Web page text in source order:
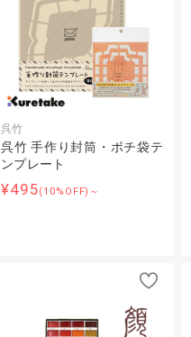
呉竹
呉竹 手作り封筒・ポチ袋テ
ンプレート
¥495(10%OFF)～